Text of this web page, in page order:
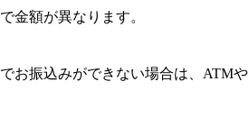
金額が異なります。
お振込みができない場合は、ATM